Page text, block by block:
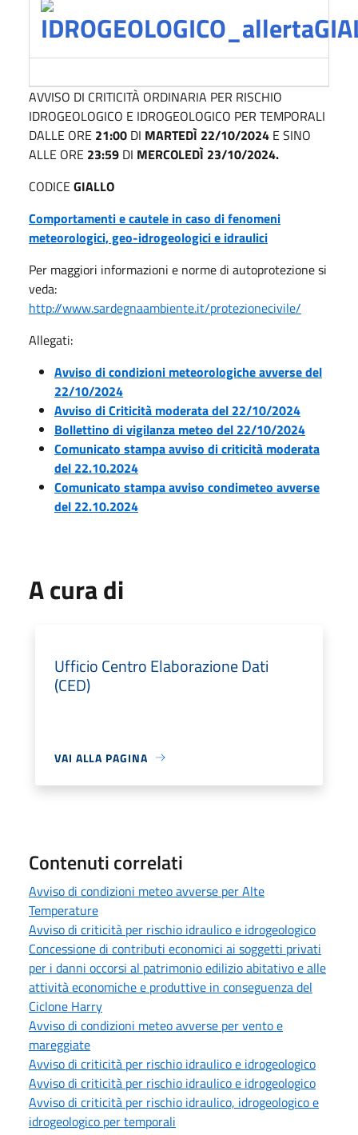
AVVISO DI CRITICITÀ ORDINARIA PER RISCHIO
IDROGEOLOGICO E IDROGEOLOGICO PER TEMPORALI
DALLE ORE 21:00 DI MARTEDÌ 22/10/2024 E SINO
ALLE ORE 23:59 DI MERCOLEDÌ 23/10/2024.
CODICE GIALLO
Comportamenti e cautele in caso di fenomeni
meteorologici, geo-idrogeologici e idraulici
Per maggiori informazioni e norme di autoprotezione si
veda:
http://www.sardegnaambiente.it/protezionecivile/
Allegati:
Avviso di condizioni meteorologiche avverse del
22/10/2024
Avviso di Criticità moderata del 22/10/2024
Bollettino di vigilanza meteo del 22/10/2024
Comunicato stampa avviso di criticità moderata
del 22.10.2024
Comunicato stampa avviso condimeteo avverse
del 22.10.2024
A cura di
Ufficio Centro Elaborazione Dati
(CED)
VAI ALLA PAGINA
Contenuti correlati
Avviso di condizioni meteo avverse per Alte
Temperature
Avviso di criticità per rischio idraulico e idrogeologico
Concessione di contributi economici ai soggetti privati
per i danni occorsi al patrimonio edilizio abitativo e alle
attività economiche e produttive in conseguenza del
Ciclone Harry
Avviso di condizioni meteo avverse per vento e
mareggiate
Avviso di criticità per rischio idraulico e idrogeologico
Avviso di criticità per rischio idraulico e idrogeologico
Avviso di criticità per rischio idraulico, idrogeologico e
idrogeologico per temporali